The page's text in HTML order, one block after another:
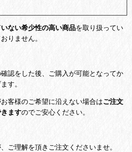
ない希少性の高い商品を取り扱ってい
りません。
認をした後、ご購入が可能となってか
す。
客様のご希望に沿えない場合はご注文
ますのでご安心ください。
ご理解を頂きご注文くださいませ。